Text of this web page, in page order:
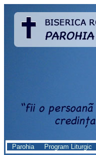
Parohia Program Liturgic